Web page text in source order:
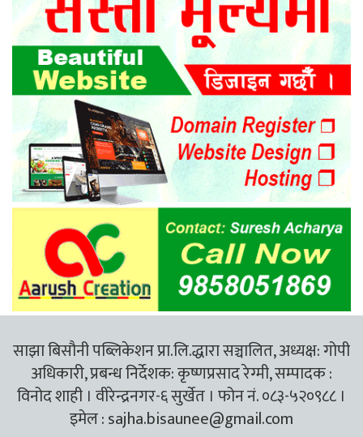
साझा बिसौनी पब्लिकेशन प्रा.लि.द्धारा सञ्चालित, अध्यक्ष: गोपी
अधिकारी, प्रबन्ध निर्देशक: कृष्णप्रसाद रेग्मी, सम्पादक :
विनोद शाही । वीरेन्द्रनगर-६ सुर्खेत । फोन नं. ०८३-५२०९८८ ।
इमेल :sajha.bisaunee@gmail.com